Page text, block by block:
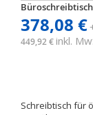
Büroschreibtisch
378,08 €
449,92 € inkl.
Schreibtisch für